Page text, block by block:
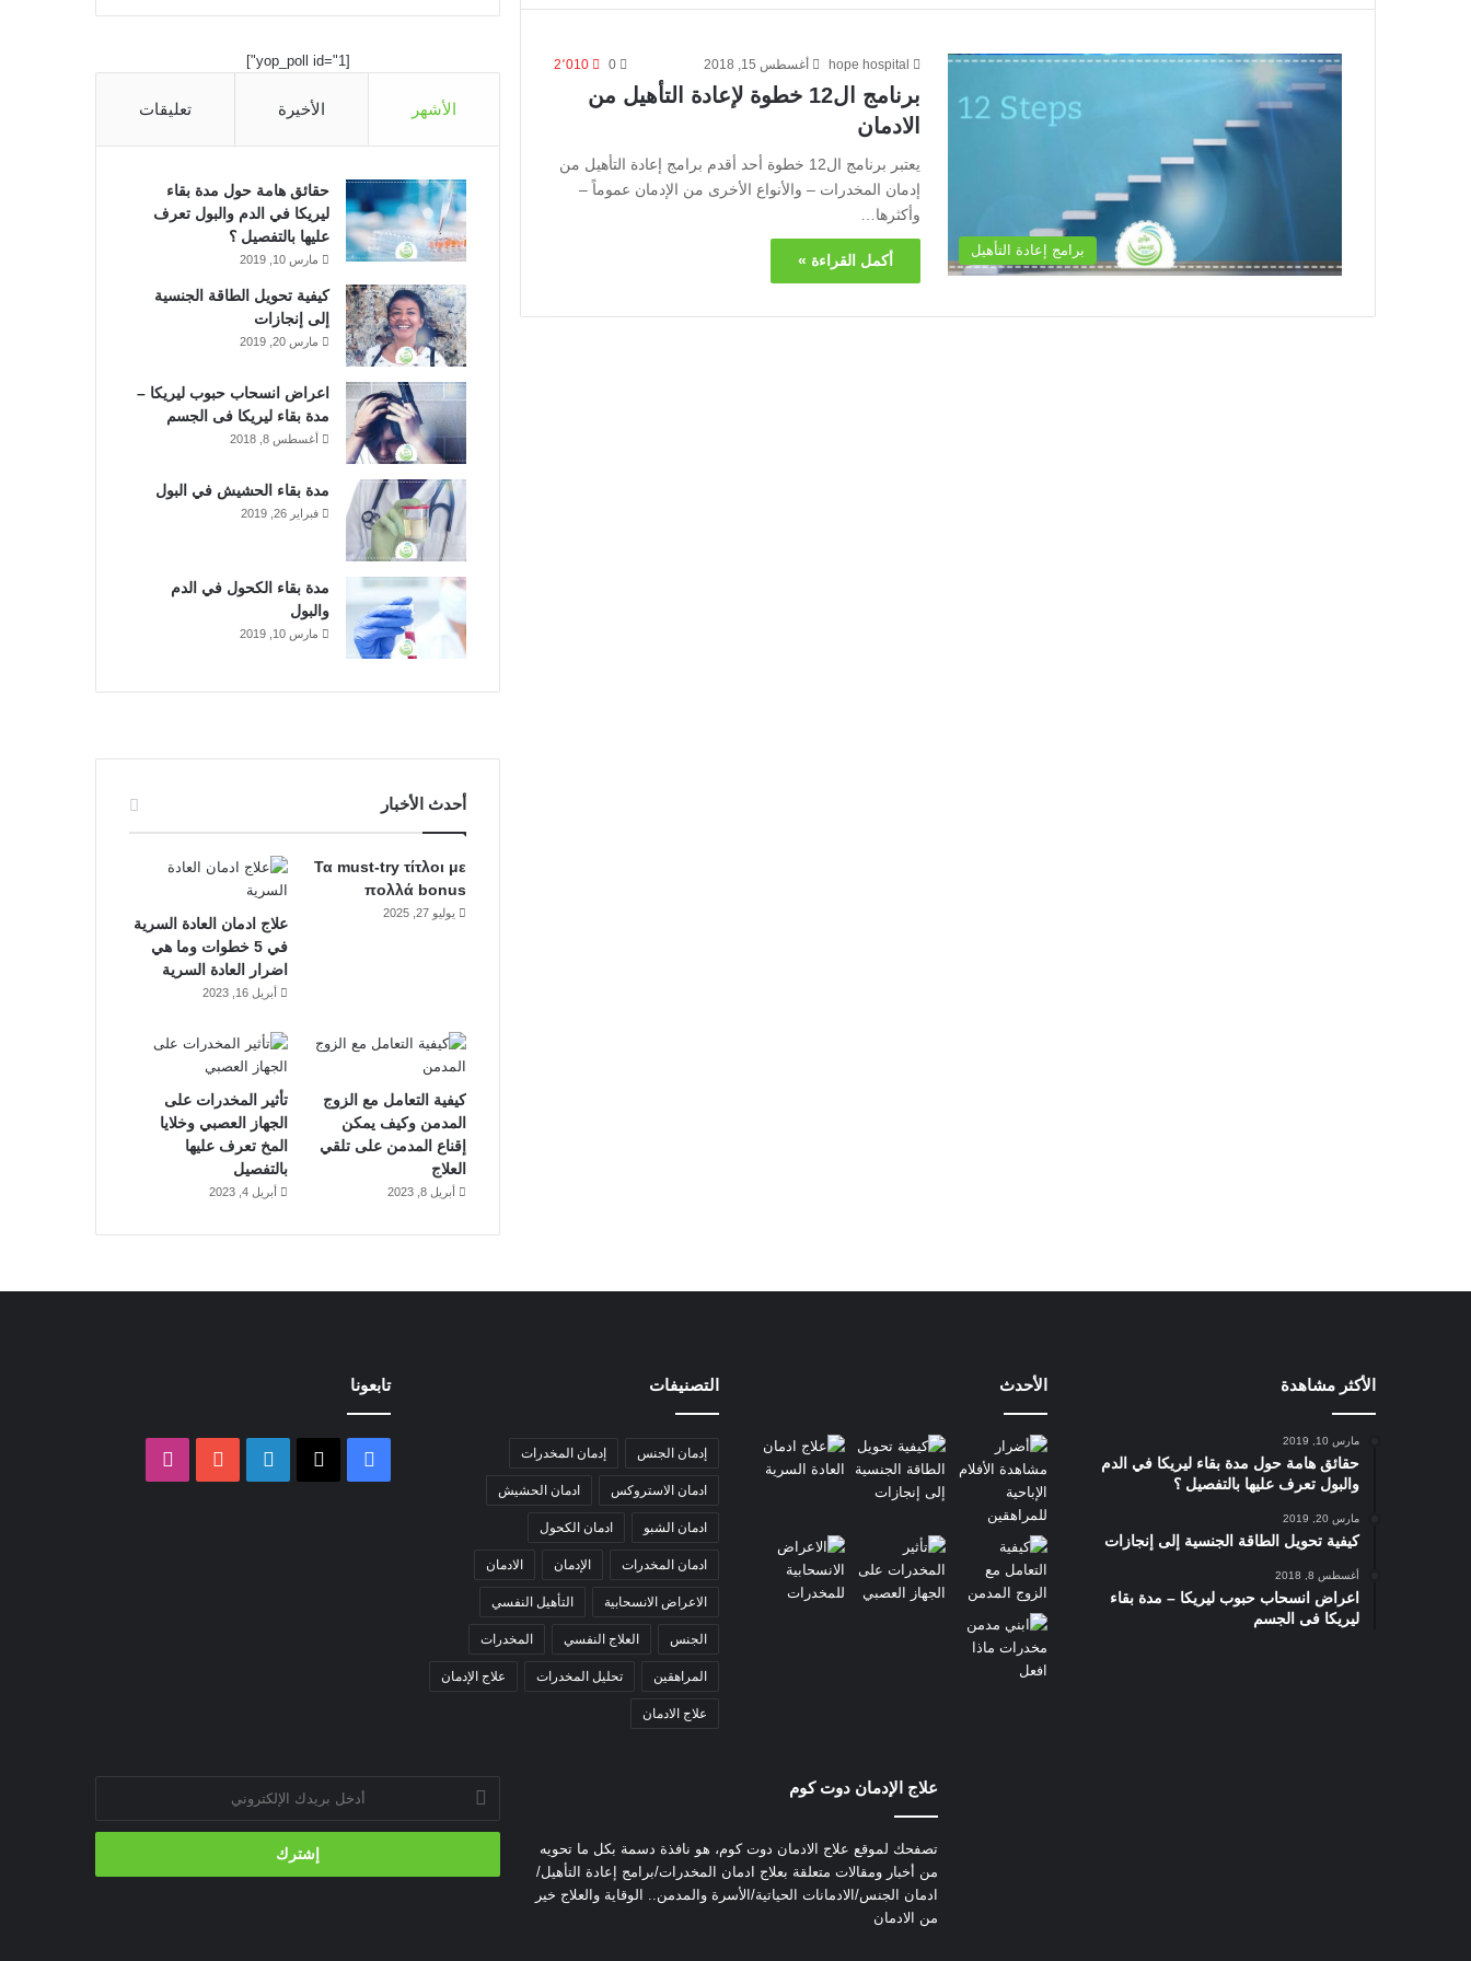
برامج إعادة التأهيل
hope hospital أغسطس 15, 2018 0 2٬010
برنامج ال12 خطوة لإعادة التأهيل من
الادمان
يعتبر برنامج ال12 خطوة أحد أقدم برامج إعادة التأهيل من
إدمان المخدرات – والأنواع الأخرى من الإدمان عموماً –
وأكثرها…
أكمل القراءة »
ك
ن
b
e
ا
[yop_poll id="1"]
الأشهر الأخيرة تعليقات
حقائق هامة حول مدة بقاء
ليريكا في الدم والبول تعرف
عليها بالتفصيل ؟
مارس 10, 2019
كيفية تحويل الطاقة الجنسية
إلى إنجازات
مارس 20, 2019
اعراض انسحاب حبوب ليريكا –
مدة بقاء ليريكا فى الجسم
أغسطس 8, 2018
مدة بقاء الحشيش في البول
فبراير 26, 2019
مدة بقاء الكحول في الدم
والبول
مارس 10, 2019
أحدث الأخبار
Τα must-try τίτλοι με
πολλά bonus
يوليو 27, 2025
علاج ادمان العادة السرية
في 5 خطوات وما هي
اضرار العادة السرية
أبريل 16, 2023
كيفية التعامل مع الزوج
المدمن وكيف يمكن
إقناع المدمن على تلقي
العلاج
أبريل 8, 2023
تأثير المخدرات على
الجهاز العصبي وخلايا
المخ تعرف عليها
بالتفصيل
أبريل 4, 2023
الأكثر مشاهدة
مارس 10, 2019
حقائق هامة حول مدة بقاء ليريكا في الدم
والبول تعرف عليها بالتفصيل ؟
مارس 20, 2019
كيفية تحويل الطاقة الجنسية إلى إنجازات
أغسطس 8, 2018
اعراض انسحاب حبوب ليريكا – مدة بقاء
ليريكا فى الجسم
الأحدث التصنيفات
إدمان الجنس إدمان المخدرات
ادمان الاستروكس ادمان الحشيش
ادمان الشبو ادمان الكحول
ادمان المخدرات الإدمان الادمان
الاعراض الانسحابية التأهيل النفسي
الجنس العلاج النفسي المخدرات
المراهقين تحليل المخدرات علاج الإدمان
علاج الادمان
تابعونا
فيسبوك لينكدإن ‫YouTube
علاج الإدمان دوت كوم
تصفحك لموقع علاج الادمان دوت كوم، هو نافذة دسمة بكل ما تحويه
من أخبار ومقالات متعلقة بعلاج ادمان المخدرات/برامج إعادة التأهيل/
ادمان الجنس/الادمانات الحياتية/الأسرة والمدمن.. الوقاية والعلاج خير
من الادمان
أدخل
الإلكتروني